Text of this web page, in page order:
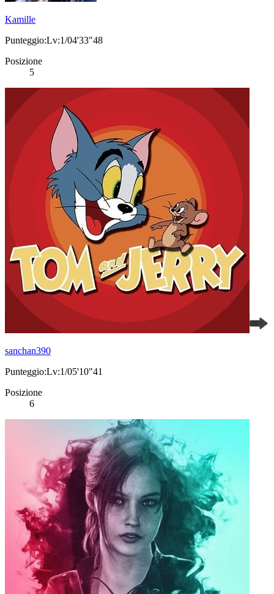
Kamille
Punteggio:Lv:1/04'33"48
Posizione
5
sanchan390
Punteggio:Lv:1/05'10"41
Posizione
6